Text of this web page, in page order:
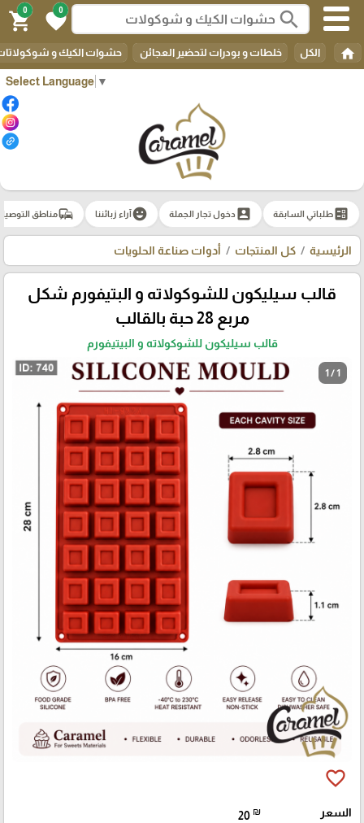
Select Language ▼
search
0
favorite
0
shopping_cart
home الكل خلطات و بودرات لتحضير العجائن حشوات الكيك و
ballotطلباتي السابقة account_box دخول تجار الجملة emoji_emotionsآراء زبائننا commuteمناطق
الرئيسية كل المنتجات أدوات صناعة الحلويات
قالب سيليكون للشوكولاته و البتيفورم شكل
مربع 28 حبة بالقالب
قالب سيليكون للشوكولاته و البيتيفورم
1 / 1
favorite_border
السعر 20 ₪